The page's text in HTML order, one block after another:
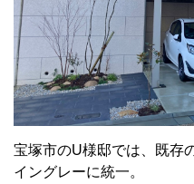
宝塚市のU様邸では、既存
イングレーに統一。